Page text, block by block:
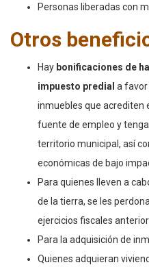
Personas liberadas con
Otros
Hay bonificaciones de
impuesto predial a favor
inmuebles que acrediten
fuente de empleo y
territorio municipal, así
económicas de bajo
Para quienes lleven a
de la tierra, se les
ejercicios fiscales
Para la adquisición de
Quienes adquieran